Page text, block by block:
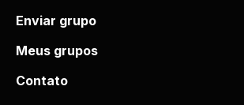
Enviar grupo
Meus grupos
Contato